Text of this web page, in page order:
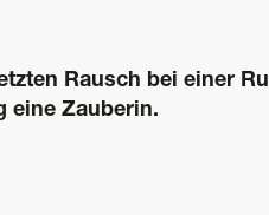
Rausch bei einer
eine Zauberin.